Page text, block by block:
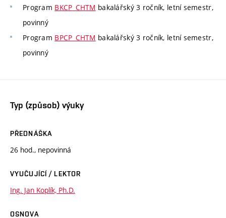
Program BKCP_CHTM bakalářský 3 ročník, letní semestr,
povinný
Program BPCP_CHTM bakalářský 3 ročník, letní semestr,
povinný
Typ (způsob) výuky
PŘEDNÁŠKA
26 hod., nepovinná
VYUČUJÍCÍ / LEKTOR
Ing. Jan Koplík, Ph.D.
OSNOVA